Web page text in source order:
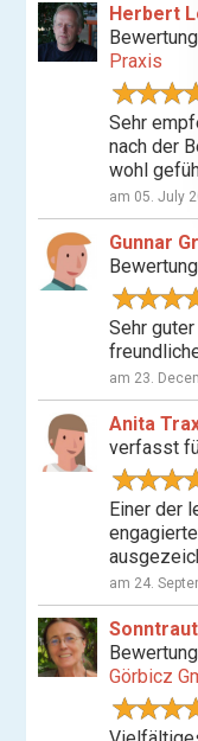
Herbert
Praxis
Sehr
nach der
wohl
am 05. July
Gunnar
Sehr
am 23.
Anita
verfasst
Einer der
am 24.
Görbicz